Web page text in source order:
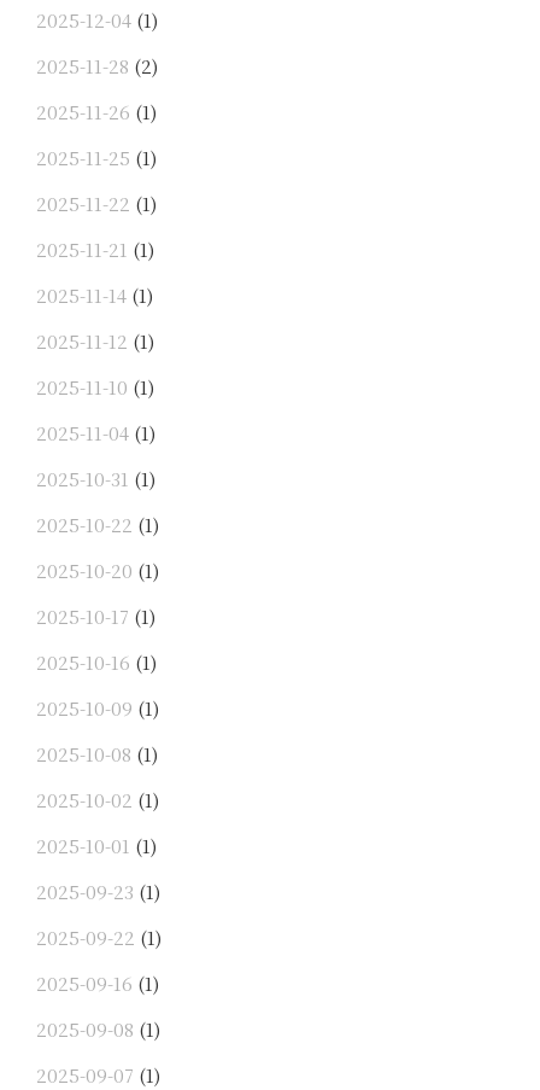
2025-12-04 (1)
2025-11-28 (2)
2025-11-26 (1)
2025-11-25 (1)
2025-11-22 (1)
2025-11-21 (1)
2025-11-14 (1)
2025-11-12 (1)
2025-11-10 (1)
2025-11-04 (1)
2025-10-31 (1)
2025-10-22 (1)
2025-10-20 (1)
2025-10-17 (1)
2025-10-16 (1)
2025-10-09 (1)
2025-10-08 (1)
2025-10-02 (1)
2025-10-01 (1)
2025-09-23 (1)
2025-09-22 (1)
2025-09-16 (1)
2025-09-08 (1)
2025-09-07 (1)